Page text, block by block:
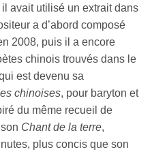
il avait utilisé un extrait dans
a d’abord composé
2008, puis il a encore
chinois trouvés dans le
est devenu sa
chinoises, pour baryton et
du même recueil de
Chant de la terre,
plus concis que son